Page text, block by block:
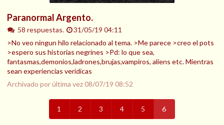
Paranormal Argento.
58 respuestas.
31/05/19 04:11
>No veo ningun hilo relacionado al tema. >Me parece >creo el pots
>espero sus historias negrines >Pd: lo que sea,
fantasmas,demonios,ladrones,brujas,vampiros, aliens etc. Mientras
sean experiencias veridicas
Archivado por última vez08/07/19 08:52
1 2 3 4 5 6